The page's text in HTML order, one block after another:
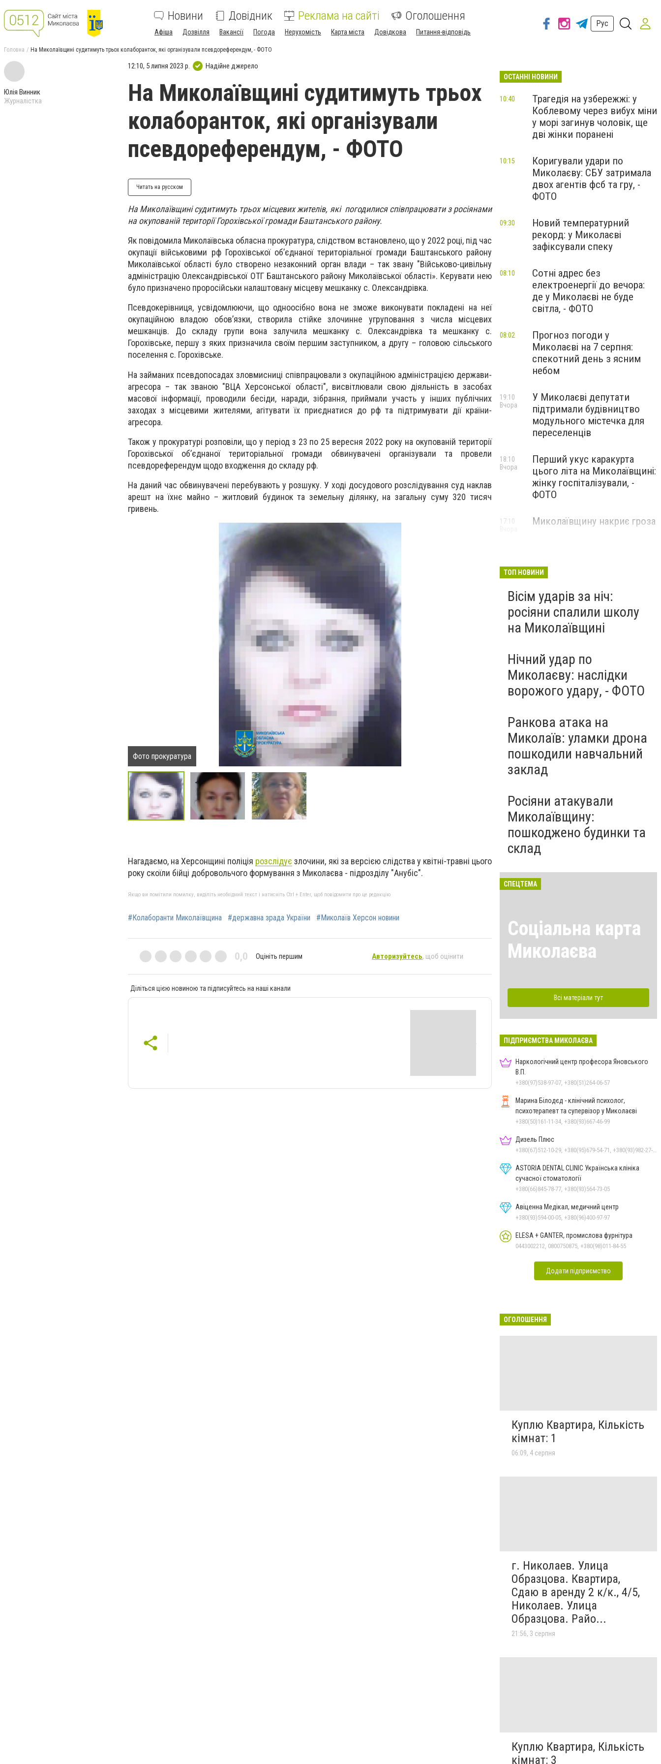
Новини Довідник Реклама на сайті Оголошення
Афіша Дозвілля Вакансії Погода Нерухомість Карта міста Довідкова Питання-відповідь
Рус
Головна На Миколаївщині судитимуть трьох колаборанток, які організували псевдореферендум, - ФОТО
Юлія Винник
Журналістка
12:10, 5 липня 2023 р. Надійне джерело
На Миколаївщині судитимуть трьох
колаборанток, які організували
псевдореферендум, - ФОТО
Читать на русском
На Миколаївщині судитимуть трьох місцевих жителів, які погодилися співпрацювати з росіянами
на окупованій території Горохівської громади Баштанського району.
Як повідомила Миколаївська обласна прокуратура, слідством встановлено, що у 2022 році, під час
окупації військовими рф Горохівської об’єднаної територіальної громади Баштанського району
Миколаївської області було створено незаконний орган влади – так звану "Військово-цивільну
адміністрацію Олександрівської ОТГ Баштанського району Миколаївської області». Керувати нею
було призначено проросійськи налаштовану місцеву мешканку с. Олександрівка.
Псевдокерівниця, усвідомлюючи, що одноосібно вона не зможе виконувати покладені на неї
окупаційною владою обов’язки, створила стійке злочинне угруповання з числа місцевих
мешканців. До складу групи вона залучила мешканку с. Олександрівка та мешканку с.
Горохівське, першу з яких призначила своїм першим заступником, а другу – головою сільського
поселення с. Горохівське.
На займаних псевдопосадах зловмисниці співпрацювали з окупаційною адміністрацією держави-
агресора – так званою "ВЦА Херсонської області", висвітлювали свою діяльність в засобах
масової інформації, проводили бесіди, наради, зібрання, приймали участь у інших публічних
заходах з місцевими жителями, агітувати їх приєднатися до рф та підтримувати дії країни-
агресора.
Також у прокуратурі розповіли, що у період з 23 по 25 вересня 2022 року на окупованій території
Горохівської об’єднаної територіальної громади обвинувачені організували та провели
псевдореферендум щодо входження до складу рф.
На даний час обвинувачені перебувають у розшуку. У ході досудового розслідування суд наклав
арешт на їхнє майно – житловий будинок та земельну ділянку, на загальну суму 320 тисяч
гривень.
Фото прокуратура Фото прокуратура
Нагадаємо, на Херсонщині поліція розслідує злочини, які за версією слідства у квітні-травні цього
року скоїли бійці добровольчого формування з Миколаєва - підрозділу "Анубіс".
Якщо ви помітили помилку, виділіть необхідний текст і натисніть Ctrl + Enter, щоб повідомити про це редакцію
#Колаборанти Миколаївщина #державна зрада України #Миколаїв Херсон новини
0,0 Оцініть першим Авторизуйтесь, щоб оцінити
Діліться цією новиною та підписуйтесь на наші канали
ОСТАННІ НОВИНИ
Трагедія на узбережжі: у
Коблевому через вибух міни
у морі загинув чоловік, ще
дві жінки поранені
10:40
Коригували удари по
Миколаєву: СБУ затримала
двох агентів фсб та гру, -
ФОТО
10:15
Новий температурний
рекорд: у Миколаєві
зафіксували спеку
09:30
Сотні адрес без
електроенергії до вечора:
де у Миколаєві не буде
світла, - ФОТО
08:10
Прогноз погоди у
Миколаєві на 7 серпня:
спекотний день з ясним
небом
08:02
У Миколаєві депутати
підтримали будівництво
модульного містечка для
переселенців
19:10
Вчора
Перший укус каракурта
цього літа на Миколаївщині:
жінку госпіталізували, -
ФОТО
18:10
Вчора
Миколаївщину накриє гроза
17:10
ТОП НОВИНИ
Вісім ударів за ніч:
росіяни спалили школу
на Миколаївщині
Нічний удар по
Миколаєву: наслідки
ворожого удару, - ФОТО
Ранкова атака на
Миколаїв: уламки дрона
пошкодили навчальний
заклад
Росіяни атакували
Миколаївщину:
пошкоджено будинки та
склад
СПЕЦТЕМА
Соціальна карта
Миколаєва
Всі матеріали тут
ПІДПРИЄМСТВА МИКОЛАЄВА
Наркологічний центр професора Яновського
В.П.
+380(97)538-97-07, +380(51)264-06-57
Марина Білодєд - клінічний психолог,
психотерапевт та супервізор у Миколаєві
+380(50)161-11-34, +380(93)667-46-99
Дизель Плюс
ASTORIA DENTAL CLINIC Українська клініка
сучасної стоматології
+380(66)845-78-77, +380(93)564-73-05
Авіценна Медікал, медичний центр
+380(93)594-00-05, +380(96)400-97-97
ELESA + GANTER, промислова фурнітура
0443002212, 0800750875, +380(98)011-84-55
Додати підприємство
ОГОЛОШЕННЯ
Куплю Квартира, Кількість
кімнат: 1
06:09, 4 серпня
г. Николаев. Улица
Образцова. Квартира,
Сдаю в аренду 2 к/к., 4/5,
Николаев. Улица
Образцова. Райо...
21:56, 3 серпня
Куплю Квартира, Кількість
кімнат: 3